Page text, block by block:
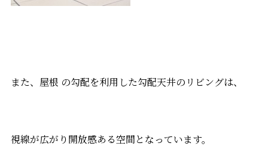
また、屋根 の勾配を利用した勾配天井のリビングは、
視線が広がり開放感ある空間となっています。